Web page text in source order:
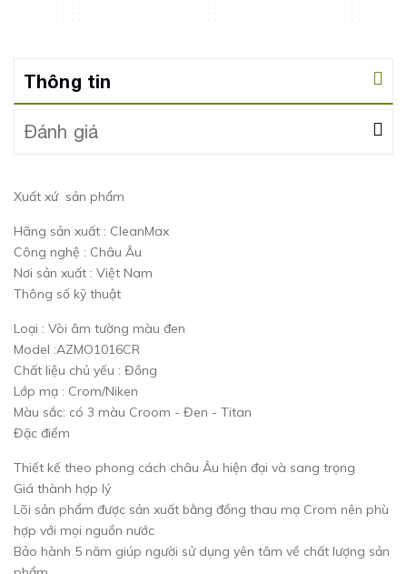
Thông tin
Đánh giá
Xuất xứ sản phẩm
Hãng sản xuất : CleanMax
Công nghệ : Châu Âu
Nơi sản xuất : Việt Nam
Thông số kỹ thuật
Loại : Vòi âm tường màu đen
Model :AZMO1016CR
Chất liệu chủ yếu : Đồng
Lớp mạ : Crom/Niken
Màu sắc: có 3 màu Croom - Đen - Titan
Đặc điểm
Thiết kế theo phong cách châu Âu hiện đại và sang trọng
Giá thành hợp lý
Lõi sản phẩm được sản xuất bằng đồng thau mạ Crom nên phù
hợp với mọi nguồn nước
Bảo hành 5 năm giúp người sử dụng yên tâm về chất lượng sản